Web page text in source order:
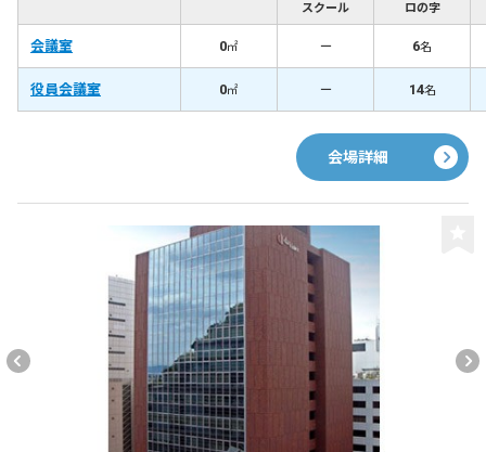
スクール ロの字
会議室 0㎡ － 6名
役員会議室 0㎡ － 14名
会場詳細